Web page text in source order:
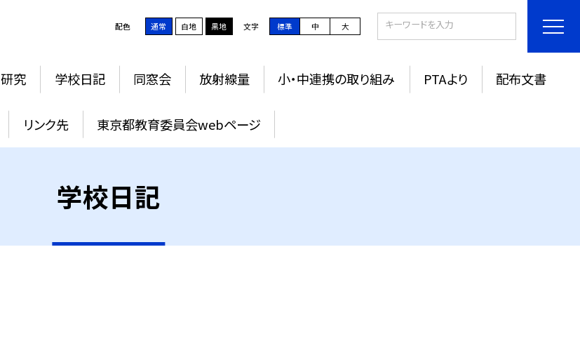
配色 通常 白地 黒地 文字 標準 中 大
研究 学校日記 同窓会 放射線量 小・中連携の取り組み PTAより 配布文書
リンク先 東京都教育委員会webページ
学校日記